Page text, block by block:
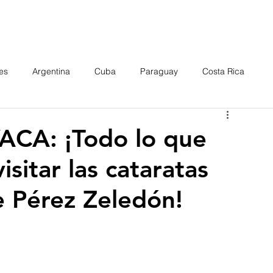
Argentina Cuba Paraguay Costa Rica
¡Todo lo que
las cataratas
Pérez Zeledón!